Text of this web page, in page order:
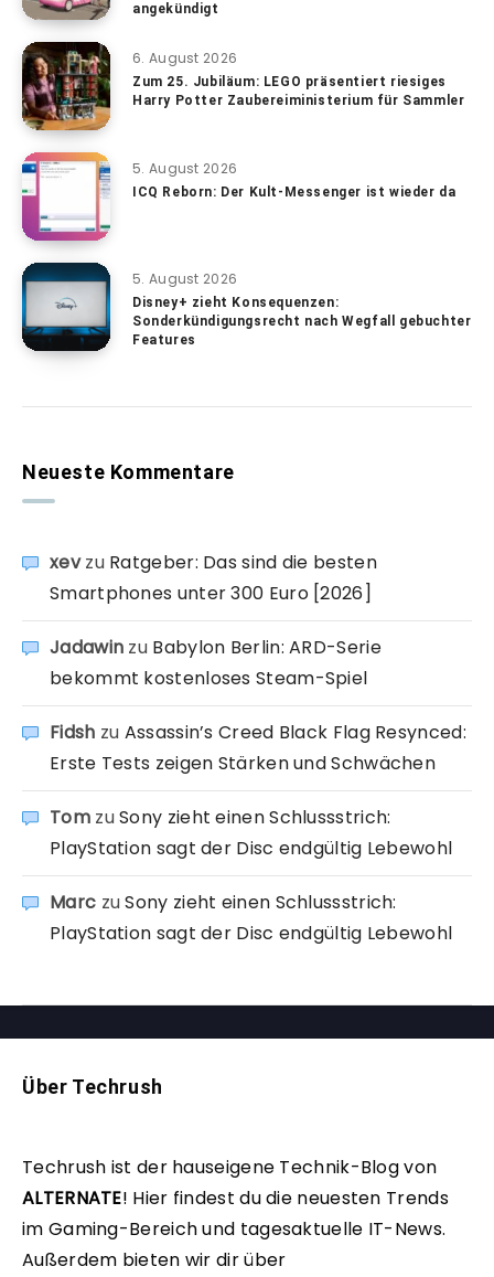
angekündigt
6. August 2026
Zum 25. Jubiläum: LEGO präsentiert riesiges
Harry Potter Zaubereiministerium für Sammler
5. August 2026
ICQ Reborn: Der Kult-Messenger ist wieder da
5. August 2026
Disney+ zieht Konsequenzen:
Sonderkündigungsrecht nach Wegfall gebuchter
Features
Neueste Kommentare
xevzu Ratgeber: Das sind die besten
Smartphones unter 300 Euro [2026]
Jadawin zu Babylon Berlin: ARD-Serie
bekommt kostenloses Steam-Spiel
Fidsh zu Assassin’s Creed Black Flag Resynced:
Erste Tests zeigen Stärken und Schwächen
TomzuSony zieht einen Schlussstrich:
PlayStation sagt der Disc endgültig Lebewohl
Marc zuSony zieht einen Schlussstrich:
PlayStation sagt der Disc endgültig Lebewohl
Über Techrush
Techrush ist der hauseigene Technik-Blog von
ALTERNATE! Hier findest du die neuesten Trends
im Gaming-Bereich und tagesaktuelle IT-News.
Außerdem bieten wir dir über